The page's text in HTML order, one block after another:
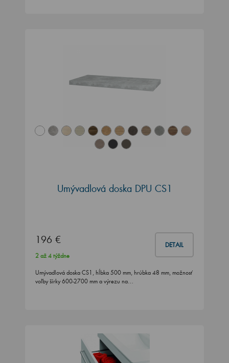
Umývadlová doska DPU CS1
196 € DETAIL
2 až 4 týždne
Umývadlová doska CS1, hĺbka 500 mm, hrúbka 48 mm, možnosť
voľby šírky 600-2700 mm a výrezu na…